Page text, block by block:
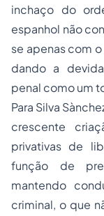
inchaço do
espanhol não
se apenas com
dando a
penal como um
Para Silva
crescente
privativas de
função de
mantendo
criminal, o que